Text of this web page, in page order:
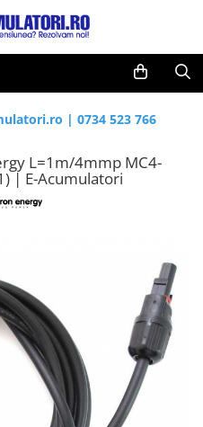
| 0734 523 766
L=1m/4mmp MC4-
| E-Acumulatori